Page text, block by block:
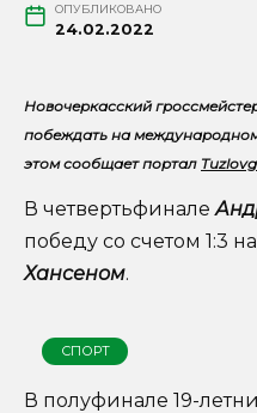
ОПУБЛИКОВАНО
24.02.2022
Новочеркасский
побеждать на
этом сообщает портал
В четвертьфинале
победу со счетом 1:3
Хансеном.
СПОРТ
В полуфинале 19-